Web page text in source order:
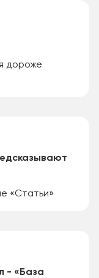
дороже
«Статьи»
- «База